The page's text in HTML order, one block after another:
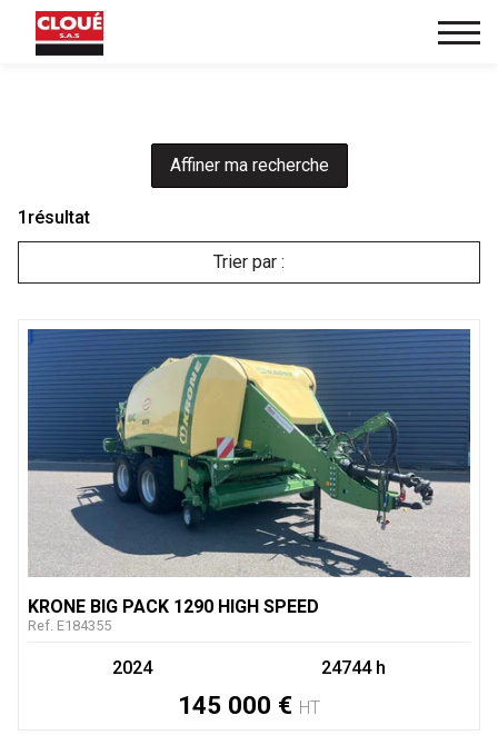
1 résultat
Trier par :
Affiner ma recherche
KRONE BIG PACK 1290 HIGH SPEED
Ref. E184355
2024 24744 h
145 000 € HT